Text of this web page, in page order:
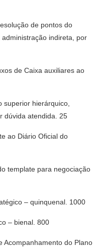
de pontos do
indireta, por
de Caixa auxiliares ao
superior hierárquico,
dúvida atendida. 25
ao Diário Oficial do
template para negociação
– quinquenal. 1000
– bienal. 800
Acompanhamento do Plano